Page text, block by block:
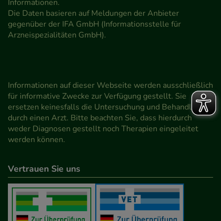
Informationen.
Die Daten basieren auf Meldungen der Anbieter
gegenüber der IFA GmbH (Informationsstelle für
Arzneispezialitäten GmbH).
Informationen auf dieser Webseite werden ausschließlich
für informative Zwecke zur Verfügung gestellt. Sie
ersetzen keinesfalls die Untersuchung und Behandlung
durch einen Arzt. Bitte beachten Sie, dass hierdurch
weder Diagnosen gestellt noch Therapien eingeleitet
werden können.
Vertrauen Sie uns